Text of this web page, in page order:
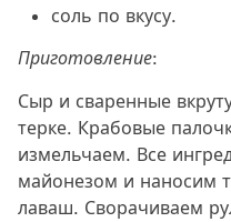
соль по вкусу.
Приготовление:
Сыр и сваренные
терке. Крабовые
измельчаем. Все
майонезом и наносим
лаваш. Сворачиваем